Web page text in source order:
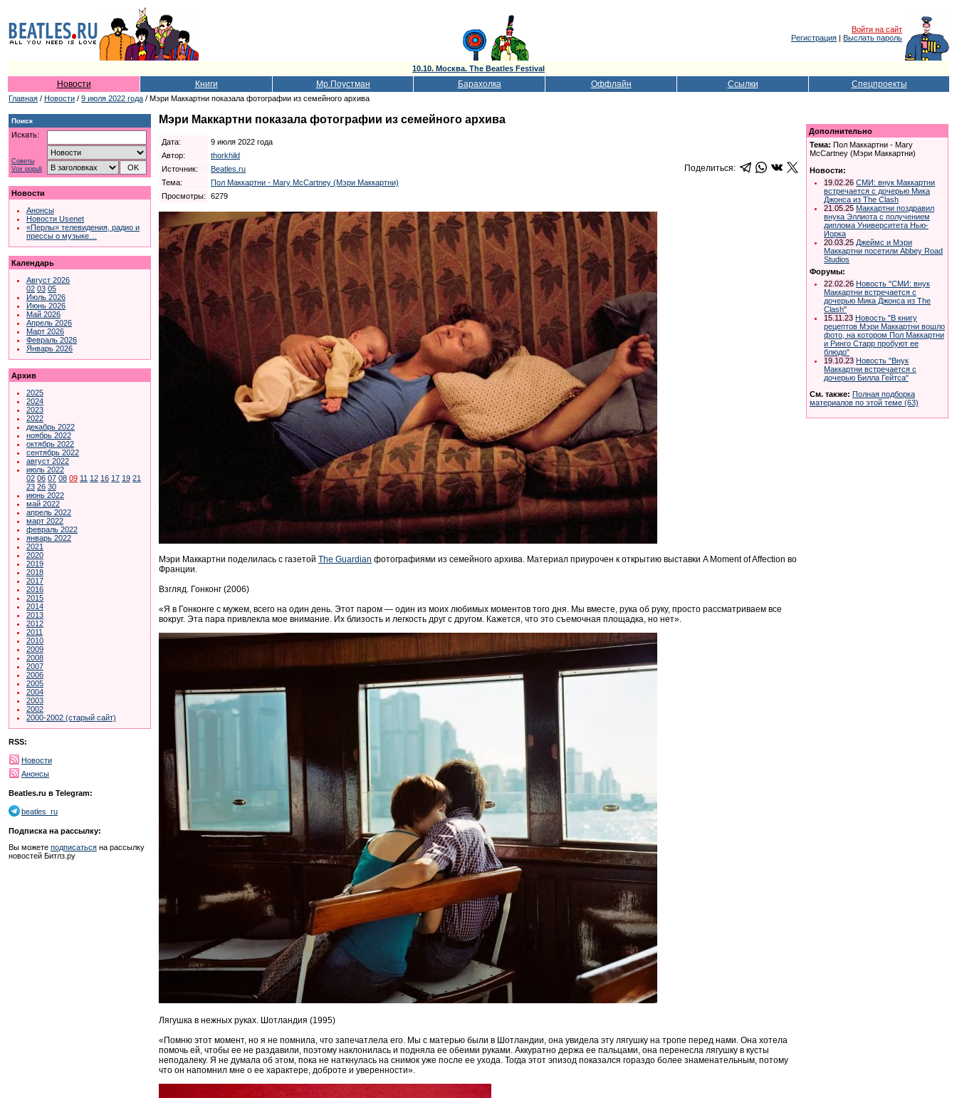
Войти на сайт
Регистрация | Выслать пароль
10.10. Москва. The Beatles Festival
Новости Книги Мр.Поустман Барахолка Оффлайн Ссылки Спецпроекты
Главная / Новости / 9 июля 2022 года / Мэри Маккартни показала фотографии из семейного архива
Поиск
Искать:
Советы
Vox populi
Новости
Анонсы
Новости Usenet
«Перлы» телевидения, радио и
прессы о музыке…
Календарь
Август 2026
02 03 05
Июль 2026
Июнь 2026
Май 2026
Апрель 2026
Март 2026
Февраль 2026
Январь 2026
Архив
2025
2024
2023
2022
декабрь 2022
ноябрь 2022
октябрь 2022
сентябрь 2022
август 2022
июль 2022
02 06 07 08 09 11 12 16 17 19 21
23 26 30
июнь 2022
май 2022
апрель 2022
март 2022
февраль 2022
январь 2022
2021
2020
2019
2018
2017
2016
2015
2014
2013
2012
2011
2010
2009
2008
2007
2006
2005
2004
2003
2002
2000-2002 (старый сайт)
RSS:
Новости
Анонсы
Beatles.ru в Telegram:
beatles_ru
Подписка на рассылку:
Вы можете подписаться на рассылку
новостей Битлз.ру
Мэри Маккартни показала фотографии из семейного архива
Дата:
9 июля 2022 года
Автор:
thorkhild
Источник:
Beatles.ru
Тема:
Пол Маккартни - Mary McCartney (Мэри Маккартни)
Просмотры:
6279
Поделиться:
Мэри Маккартни поделилась с газетой The Guardian фотографиями из семейного архива. Материал приурочен к открытию выставки A Moment of Affection во
Франции.
Взгляд. Гонконг (2006)
«Я в Гонконге с мужем, всего на один день. Этот паром — один из моих любимых моментов того дня. Мы вместе, рука об руку, просто рассматриваем все
вокруг. Эта пара привлекла мое внимание. Их близость и легкость друг с другом. Кажется, что это съемочная площадка, но нет».
Лягушка в нежных руках. Шотландия (1995)
«Помню этот момент, но я не помнила, что запечатлела его. Мы с матерью были в Шотландии, она увидела эту лягушку на тропе перед нами. Она хотела
помочь ей, чтобы ее не раздавили, поэтому наклонилась и подняла ее обеими руками. Аккуратно держа ее пальцами, она перенесла лягушку в кусты
неподалеку. Я не думала об этом, пока не наткнулась на снимок уже после ее ухода. Тогда этот эпизод показался гораздо более знаменательным, потому
что он напомнил мне о ее характере, доброте и уверенности».
Дополнительно
Тема: Пол Маккартни - Mary
McCartney (Мэри Маккартни)
Новости:
19.02.26 СМИ: внук Маккартни
встречается с дочерью Мика
Джонса из The Clash
21.05.25 Маккартни поздравил
внука Эллиота с получением
диплома Университета Нью-
Йорка
20.03.25 Джеймс и Мэри
Маккартни посетили Abbey Road
Studios
Форумы:
22.02.26 Новость "СМИ: внук
Маккартни встречается с
дочерью Мика Джонса из The
Clash"
15.11.23 Новость "В книгу
рецептов Мэри Маккартни вошло
фото, на котором Пол Маккартни
и Ринго Старр пробуют ее
блюдо"
19.10.23 Новость "Внук
Маккартни встречается с
дочерью Билла Гейтса"
См. также: Полная подборка
материалов по этой теме (63)